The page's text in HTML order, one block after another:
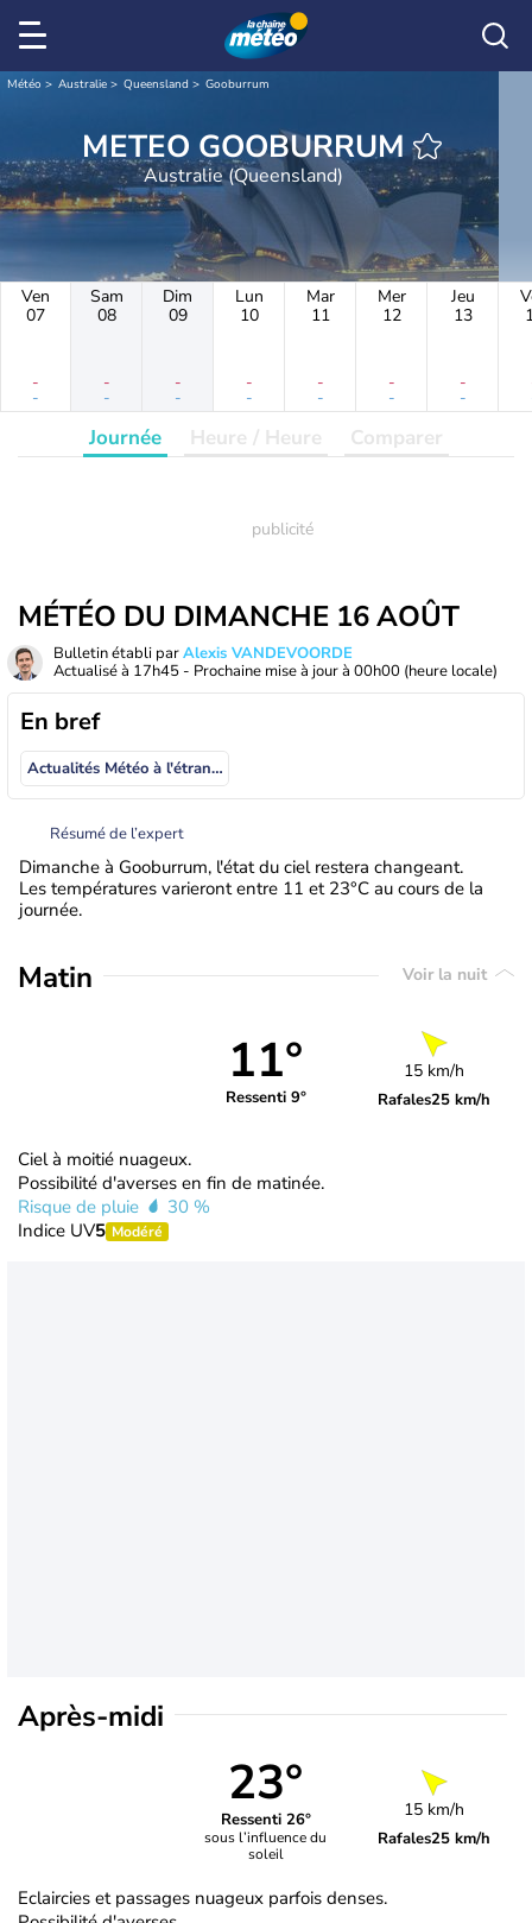
Météo Australie Queensland Gooburrum
METEO GOOBURRUM
Australie (Queensland)
Ven
07
-
-
Sam
08
-
-
Dim
09
-
-
Lun
10
-
-
Mar
11
-
-
Mer
12
-
-
Jeu
13
-
-
Journée Heure / Heure Comparer
MÉTÉO DU DIMANCHE 16 AOÛT
Bulletin établi parAlexis VANDEVOORDE
Actualisé à 17h45 - Prochaine mise à jour à 00h00 (heure locale)
En bref
Actualités Météo à l'étranger
Résumé de l’expert
Dimanche à Gooburrum, l'état du ciel restera changeant.
Les températures varieront entre 11 et 23°C au cours de la
journée.
Matin Voir la nuit
11°
Ressenti 9°
15 km/h
Rafales25 km/h
Ciel à moitié nuageux.
Possibilité d'averses en fin de matinée.
Risque de pluie
30 %
Indice UV5 Modéré
Après-midi
23°
Ressenti 26°
sous l’influence du
soleil
15 km/h
Rafales25 km/h
Eclaircies et passages nuageux parfois denses.